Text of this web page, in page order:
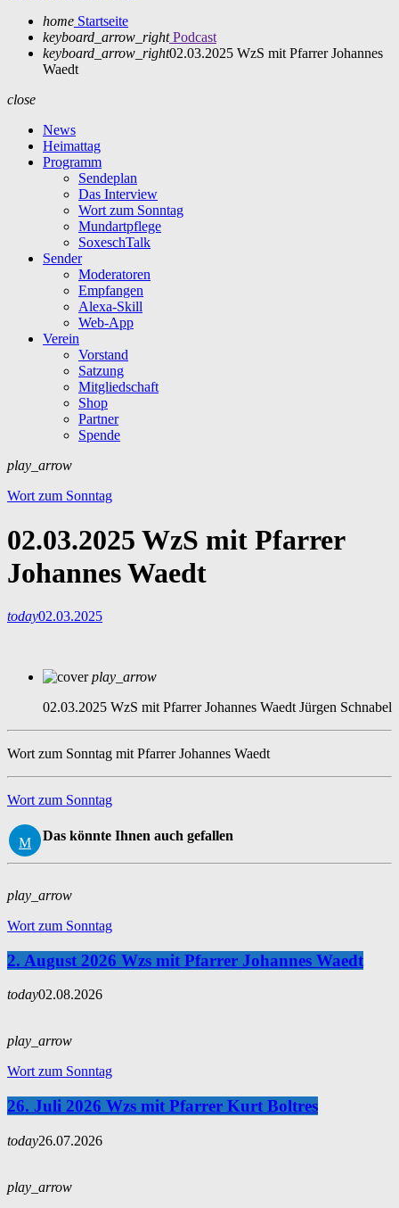
home Startseite
keyboard_arrow_right Podcast
keyboard_arrow_right02.03.2025 WzS mit Pfarrer Johannes
Waedt
close
News
Heimattag
Programm
Sendeplan
Das Interview
Wort zum Sonntag
Mundartpflege
SoxeschTalk
Sender
Moderatoren
Empfangen
Alexa-Skill
Web-App
Verein
Vorstand
Satzung
Mitgliedschaft
Shop
Partner
Spende
play_arrow
Wort zum Sonntag
02.03.2025 WzS mit Pfarrer
Johannes Waedt
today02.03.2025
play_arrow
02.03.2025 WzS mit Pfarrer Johannes Waedt Jürgen Schnabel
Wort zum Sonntag mit Pfarrer Johannes Waedt
Wort zum Sonntag
Das könnte Ihnen auch gefallen
play_arrow
Wort zum Sonntag
2. August 2026 Wzs mit Pfarrer Johannes Waedt
today02.08.2026
play_arrow
Wort zum Sonntag
26. Juli 2026 Wzs mit Pfarrer Kurt Boltres
today26.07.2026
play_arrow